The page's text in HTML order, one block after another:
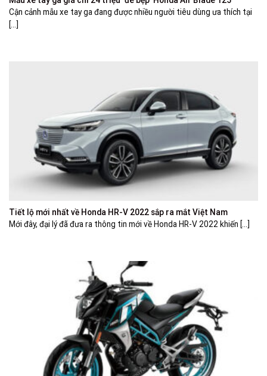
Cận cảnh mẫu xe tay ga đang được nhiều người tiêu dùng ưa thích tại
[...]
Tiết lộ mới nhất về Honda HR-V 2022 sắp ra mắt Việt Nam
Mới đây, đại lý đã đưa ra thông tin mới về Honda HR-V 2022 khiến [...]